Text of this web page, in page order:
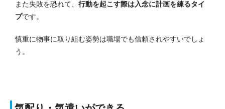
また失敗を恐れて、 行動を起こす際は入念に計画を練るタイ
プです。
慎重に物事に取り組む姿勢は職場でも信頼されやすいでしょ
う。